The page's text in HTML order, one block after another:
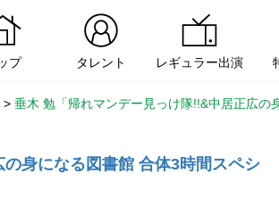
プ タレント レギュラー出演
> 垂木 勉「帰れマンデー見っけ隊!!&中居正広の
身になる図書館 合体3時間スペシ